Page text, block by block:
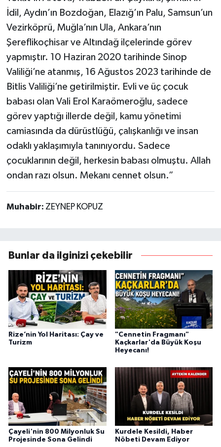
İdil, Aydın’ın Bozdoğan, Elazığ’ın Palu, Samsun’un
Vezirköprü, Muğla’nın Ula, Ankara’nın
Şereflikoçhisar ve Altındağ ilçelerinde görev
yapmıştır. 10 Haziran 2020 tarihinde Sinop
Valiliği’ne atanmış, 16 Ağustos 2023 tarihinde de
Bitlis Valiliği’ne getirilmiştir. Evli ve üç çocuk
babası olan Vali Erol Karaömeroğlu, sadece
görev yaptığı illerde değil, kamu yönetimi
camiasında da dürüstlüğü, çalışkanlığı ve insan
odaklı yaklaşımıyla tanınıyordu. Sadece
çocuklarının değil, herkesin babası olmuştu. Allah
ondan razı olsun. Mekanı cennet olsun.”
Muhabir: ZEYNEP KOPUZ
Bunlar da ilginizi çekebilir
Rize’nin Yol Haritası: Çay ve
Turizm
"Cennetin Fragmanı"
Kaçkarlar'da Büyük Koşu
Heyecanı!
Çayeli'nin 800 Milyonluk Su
Projesinde Sona Gelindi
Kurdele Kesildi, Haber
Nöbeti Devam Ediyor